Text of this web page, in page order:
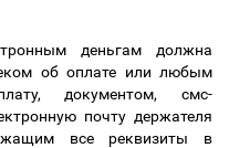
деньгам должна
об оплате или любым
документом, смс-
почту держателя
все реквизиты в